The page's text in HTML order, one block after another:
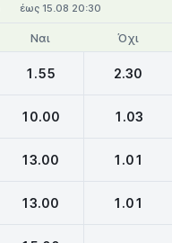
έως 15.08 20:30
Ναι Όχι
1.55 2.30
10.00 1.03
13.00 1.01
13.00 1.01